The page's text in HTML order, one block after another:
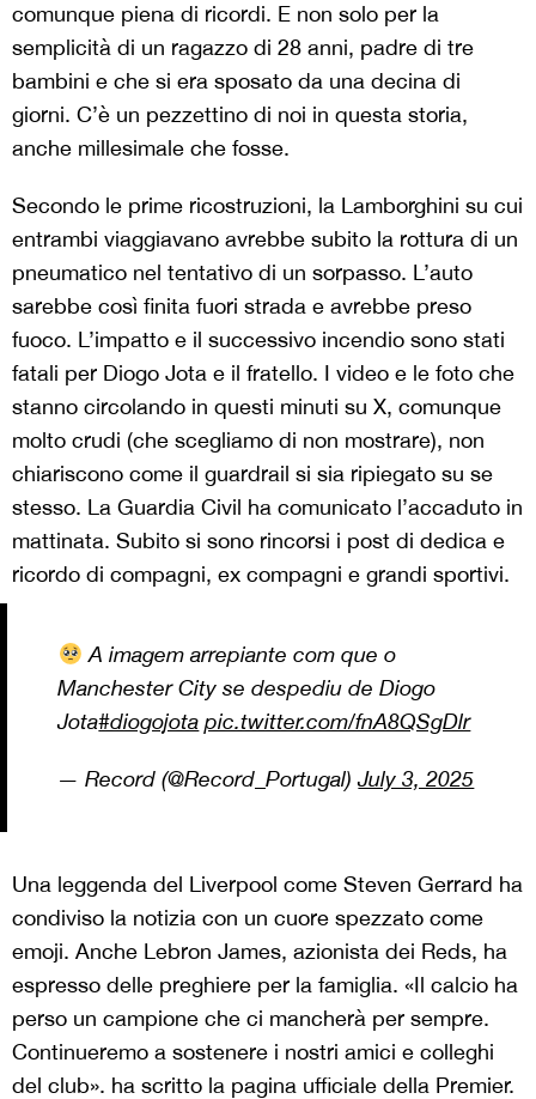
comunque piena di ricordi. E non solo per la
semplicità di un ragazzo di 28 anni, padre di tre
bambini e che si era sposato da una decina di
giorni. C’è un pezzettino di noi in questa storia,
anche millesimale che fosse.
Secondo le prime ricostruzioni, la Lamborghini su cui
entrambi viaggiavano avrebbe subito la rottura di un
pneumatico nel tentativo di un sorpasso. L’auto
sarebbe così finita fuori strada e avrebbe preso
fuoco. L’impatto e il successivo incendio sono stati
fatali per Diogo Jota e il fratello. I video e le foto che
stanno circolando in questi minuti su X, comunque
molto crudi (che scegliamo di non mostrare), non
chiariscono come il guardrail si sia ripiegato su se
stesso. La Guardia Civil ha comunicato l’accaduto in
mattinata. Subito si sono rincorsi i post di dedica e
ricordo di compagni, ex compagni e grandi sportivi.
A imagem arrepiante com que o
Manchester City se despediu de Diogo
Jota#diogojota pic.twitter.com/fnA8QSgDlr
— Record (@Record_Portugal)July 3, 2025
Una leggenda del Liverpool come Steven Gerrard ha
condiviso la notizia con un cuore spezzato come
emoji. Anche Lebron James, azionista dei Reds, ha
espresso delle preghiere per la famiglia. «Il calcio ha
perso un campione che ci mancherà per sempre.
Continueremo a sostenere i nostri amici e colleghi
del club». ha scritto la pagina ufficiale della Premier.